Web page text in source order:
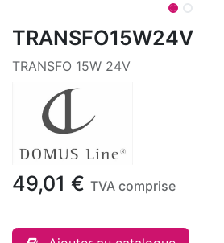
TRANSFO15W24V
TRANSFO 15W 24V
49,01 € TVA comprise